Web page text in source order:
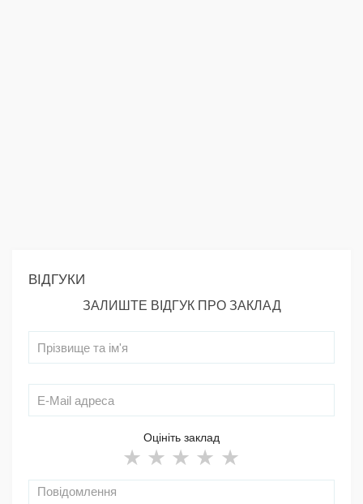
ВІДГУКИ
ЗАЛИШТЕ ВІДГУК ПРО ЗАКЛАД
Оцініть заклад